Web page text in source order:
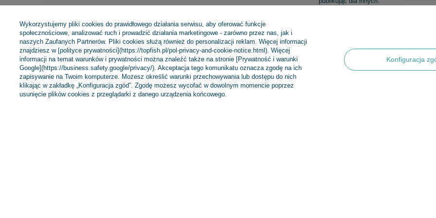
Opinie o Jaxon Plecionka Sumato Premium 0,12mm - 125m
5.00
Liczba wystawionych opinii: 1
5/5 Opinia potwierdzona zakupem
świetna
Wykorzystujemy pliki cookies do prawidłowego działania serwisu, aby oferować funkcje
społecznościowe, analizować ruch i prowadzić działania marketingowe - zarówno przez nas, jak i
naszych Zaufanych Partnerów. Pliki cookies służą również do personalizacji reklam. Więcej informacji
znajdziesz w [polityce prywatności](https://topfish.pl/pol-privacy-and-cookie-notice.html). Więcej
informacji na temat warunków i prywatności można znaleźć także na stronie [Prywatność i warunki
Google](https://business.safety.google/privacy/). Akceptacja tego komunikatu oznacza zgodę na ich
zapisywanie na Twoim komputerze. Możesz określić warunki przechowywania lub dostępu do nich
klikając w zakładkę „Konfiguracja zgód”. Zgodę możesz wycofać w dowolnym momencie poprzez
usunięcie plików cookies z przeglądarki z danego urządzenia końcowego.
Konfiguracja